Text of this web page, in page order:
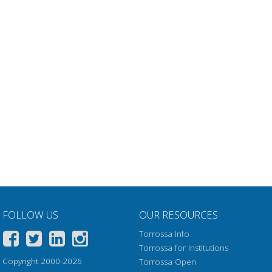
FOLLOW US
Copyright 2000-2026
OUR RESOURCES
Torrossa Info
Torrossa for Institutions
Torrossa Open